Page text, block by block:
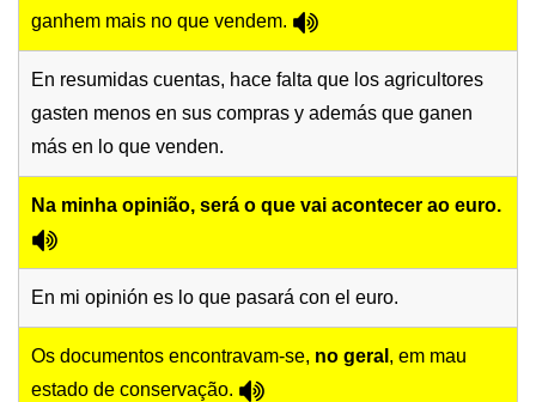
ganhem mais no que vendem.
En resumidas cuentas, hace falta que los agricultores
gasten menos en sus compras y además que ganen
más en lo que venden.
Na minha opinião, será o que vai acontecer ao euro.
En mi opinión es lo que pasará con el euro.
Os documentos encontravam-se, no geral , em mau
estado de conservação.